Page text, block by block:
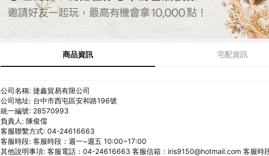
商品資訊 宅配資訊
公司名稱: 捷鑫貿易有限公司
公司地址: 台中市西屯區安和路196號
統一編號: 28570993
負責人: 陳俊儒
客服聯繫方式: 04-24616663
客服時段: 客服時段：週一~週五 10:00~17:00
其他說明事項: 客服電話：04-24616663 客服信箱：iris9150@hotmail.com 客服時